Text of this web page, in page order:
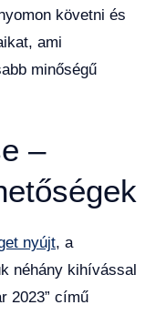
követni és
ami
minőségű
–
nyújt, a
néhány kihívással
2023” című